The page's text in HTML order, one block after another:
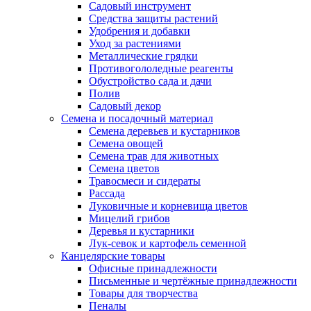
Садовый инструмент
Средства защиты растений
Удобрения и добавки
Уход за растениями
Металлические грядки
Противогололедные реагенты
Обустройство сада и дачи
Полив
Садовый декор
Семена и посадочный материал
Семена деревьев и кустарников
Семена овощей
Семена трав для животных
Семена цветов
Травосмеси и сидераты
Рассада
Луковичные и корневища цветов
Мицелий грибов
Деревья и кустарники
Лук-севок и картофель семенной
Канцелярские товары
Офисные принадлежности
Письменные и чертёжные принадлежности
Товары для творчества
Пеналы